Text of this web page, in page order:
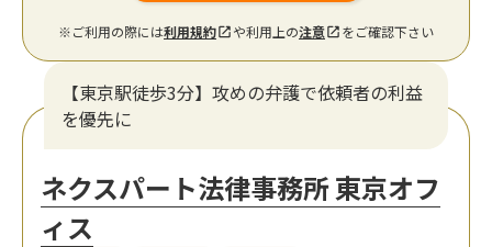
※ご利用の際には利用規約 や利用上の注意 をご確認下さい
【東京駅徒歩3分】攻めの弁護で依頼者の利益
を優先に
ネクスパート法律事務所 東京オフ
ィス